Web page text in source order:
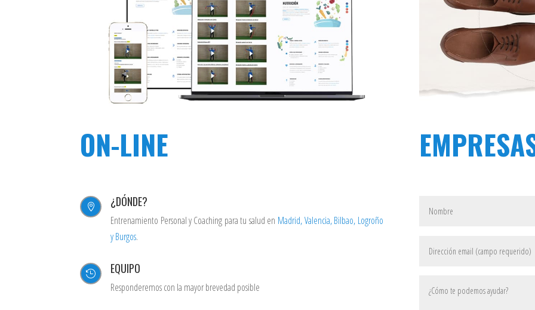
ON-LINE
 ¿DÓNDE?
Entrenamiento Personal y Coaching para tu salud en Madrid, Valencia, Bilbao, Logroño
y Burgos.
 EQUIPO
Responderemos con la mayor brevedad posible